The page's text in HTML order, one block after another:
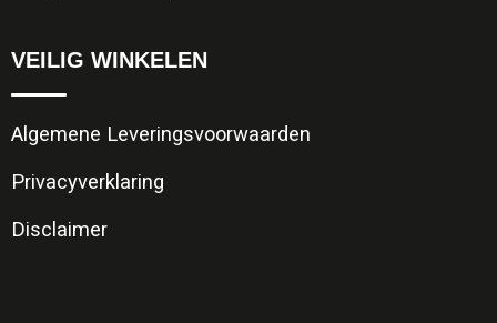
VEILIG WINKELEN
Algemene Leveringsvoorwaarden
Privacyverklaring
Disclaimer